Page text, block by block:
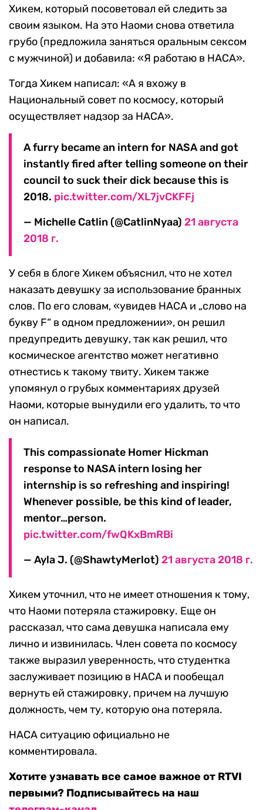
Хикем, который посоветовал ей следить за
своим языком. На это Наоми снова ответила
грубо (предложила заняться оральным сексом
с мужчиной) и добавила: «Я работаю в НАСА».
Тогда Хикем написал: «А я вхожу в
Национальный совет по космосу, который
осуществляет надзор за НАСА».
A furry became an intern for NASA and got
instantly fired after telling someone on their
council to suck their dick because this is
2018. pic.twitter.com/XL7jvCKFFj
— Michelle Catlin (@CatlinNyaa) 21 августа
2018 г.
У себя в блоге Хикем объяснил, что не хотел
наказать девушку за использование бранных
слов. По его словам, «увидев НАСА и „слово на
букву F“ в одном предложении», он решил
предупредить девушку, так как решил, что
космическое агентство может негативно
отнестись к такому твиту. Хикем также
упомянул о грубых комментариях друзей
Наоми, которые вынудили его удалить, то что
он написал.
This compassionate Homer Hickman
response to NASA intern losing her
internship is so refreshing and inspiring!
Whenever possible, be this kind of leader,
mentor…person.
pic.twitter.com/fwQKxBmRBi
— Ayla J. (@ShawtyMerlot) 21 августа 2018 г.
Хикем уточнил, что не имеет отношения к тому,
что Наоми потеряла стажировку. Еще он
рассказал, что сама девушка написала ему
лично и извинилась. Член совета по космосу
также выразил уверенность, что студентка
заслуживает позицию в НАСА и пообещал
вернуть ей стажировку, причем на лучшую
должность, чем ту, которую она потеряла.
НАСА ситуацию официально не
комментировала.
Хотите узнавать все самое важное от RTVI
первыми? Подписывайтесь на наш